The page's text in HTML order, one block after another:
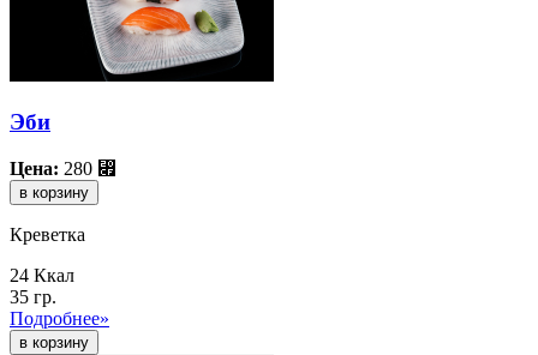
Эби
Цена: 280 ⃏
в корзину
Креветка
24 Ккал
35 гр.
Подробнее»